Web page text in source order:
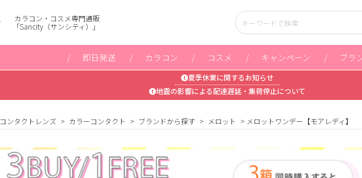
カラコン・コスメ専門通販
「Sancity（サンシティ）」
即日発送 カラコン コスメ キャンペーン ブラ
夏季休業に関するお知らせ
地震の影響による配達遅延・集荷停止について
コンタクトレンズ カラーコンタクト ブランドから探す メロット メロットワンデー【モアレディ】